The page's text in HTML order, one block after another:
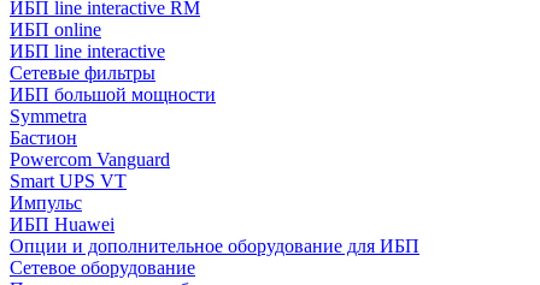
ИБП line interactive RM
ИБП online
ИБП linе interactive
Сетевые фильтры
ИБП большой мощности
Symmetra
Бастион
Powercom Vanguard
Smart UPS VT
Импульс
ИБП Huawei
Опции и дополнительное оборудование для ИБП
Сетевое оборудование